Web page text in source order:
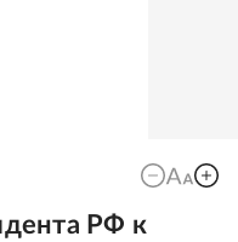
РФ к